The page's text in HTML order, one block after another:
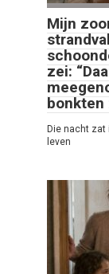
Mijn
zei:
bonkten
Die nacht zat
leven